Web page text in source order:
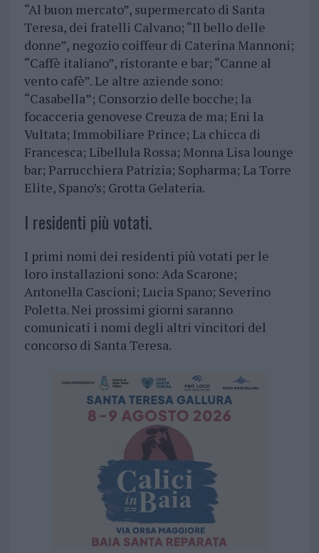
“Al buon mercato”, supermercato di Santa
Teresa, dei fratelli Calvano; “Il bello delle
donne”, negozio coiffeur di Caterina Mannoni;
“Caffè italiano”, ristorante e bar; “Canne al
vento cafè”. Le altre aziende sono:
“Casabella”; Consorzio delle bocche; la
focacceria genovese Creuza de ma; Eni la
Vultata; Immobiliare Prince; La chicca di
Francesca; Libellula Rossa; Monna Lisa lounge
bar; Parrucchiera Patrizia; Sopharma; La Torre
Elite, Spano’s; Grotta Gelateria.
I residenti più votati.
I primi nomi dei residenti più votati per le
loro installazioni sono: Ada Scarone;
Antonella Cascioni; Lucia Spano; Severino
Poletta. Nei prossimi giorni saranno
comunicati i nomi degli altri vincitori del
concorso di Santa Teresa.